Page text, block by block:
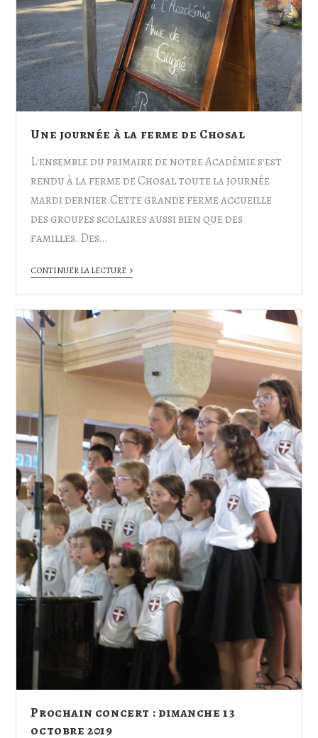
Une journée à la ferme de Chosal
L'ensemble du primaire de notre Académie s'est
rendu à la ferme de Chosal toute la journée
mardi dernier.Cette grande ferme accueille
des groupes scolaires aussi bien que des
familles. Des…
CONTINUER LA LECTURE
Prochain concert : dimanche 13
octobre 2019